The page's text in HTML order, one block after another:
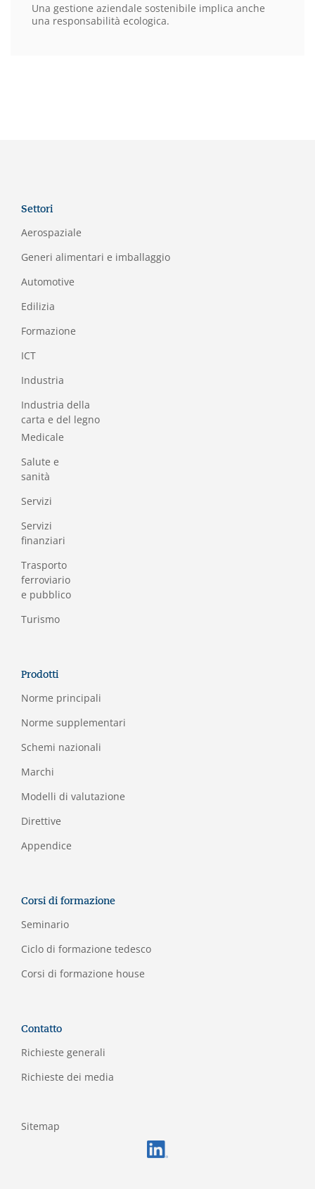
Una gestione aziendale sostenibile implica anche
una responsabilità ecologica.
Settori
Aerospaziale
Generi alimentari e imballaggio
Automotive
Edilizia
Formazione
ICT
Industria
Industria della
carta e del legno
Medicale
Salute e
sanità
Servizi
Servizi
finanziari
Trasporto
ferroviario
e pubblico
Turismo
Prodotti
Norme principali
Norme supplementari
Schemi nazionali
Marchi
Modelli di valutazione
Direttive
Appendice
Corsi di formazione
Seminario
Ciclo di formazione tedesco
Corsi di formazione house
Contatto
Richieste generali
Richieste dei media
Sitemap